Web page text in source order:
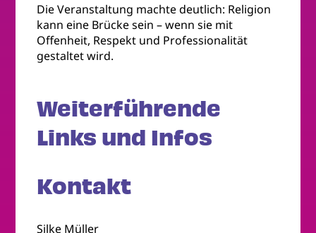
Die Veranstaltung machte deutlich: Religion
kann eine Brücke sein – wenn sie mit
Offenheit, Respekt und Professionalität
gestaltet wird.
Weiterführende
Links und Infos
Kontakt
Silke Müller